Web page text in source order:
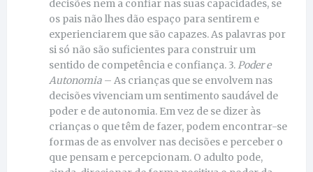
decisões nem a confiar nas suas capacidades, se
os pais não lhes dão espaço para sentirem e
experienciarem que são capazes. As palavras por
si só não são suficientes para construir um
sentido de competência e confiança. 3. Poder e
Autonomia – As crianças que se envolvem nas
decisões vivenciam um sentimento saudável de
poder e de autonomia. Em vez de se dizer às
crianças o que têm de fazer, podem encontrar-se
formas de as envolver nas decisões e perceber o
que pensam e percepcionam. O adulto pode,